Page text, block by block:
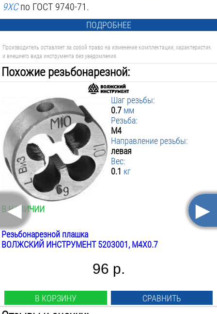
9ХСпо ГОСТ 9740-71.
ПОДРОБНЕЕ
Производитель оставляет за собой право на изменение комплектации, характеристик
и внешнего вида инструмента без уведомления.
Похожие резьбонарезной:
Шаг резьбы:
0.7 мм
Резьба:
М4
Направление резьбы:
левая
Вес:
0.1 кг
В НАЛИЧИИ
Резьбонарезной плашка
ВОЛЖСКИЙ ИНСТРУМЕНТ 5203001, М4Х0.7
96 р.
В КОРЗИНУ СРАВНИТЬ
◄ ►